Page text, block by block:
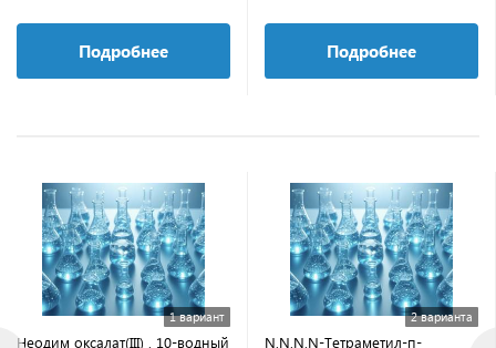
Подробнее Подробнее
1 вариант
Неодим оксалат(III) , 10-водный
2 варианта
N,N,N,N-Тетраметил-п-